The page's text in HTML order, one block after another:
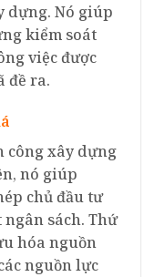
dựng. Nó giúp
kiểm soát
việc được
đề ra.
công xây dựng
nó giúp
chủ đầu tư
sách. Thứ
hóa nguồn
nguồn lực